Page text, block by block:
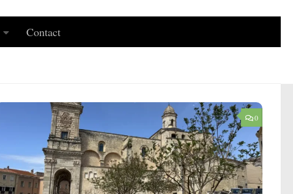
Contact
0